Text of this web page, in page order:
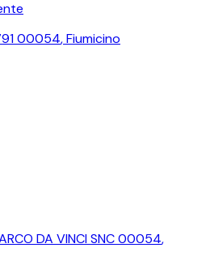
00054,Fiumicino
DA VINCI SNC 00054,